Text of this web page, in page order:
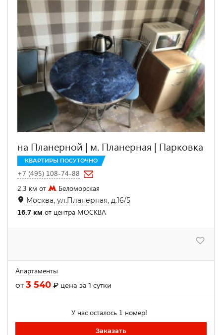
на Планерной | м. Планерная | Парковка
КВАРТИРЫ ПОСУТОЧНО
+7 (495) 108-74-88
2.3 км от
Беломорская
Москва, ул.Планерная, д.16/5
16.7 км от центра МОСКВА
Апартаменты
от3 540 ₽ цена за 1 сутки
У нас осталось 1 номер!
Заказать